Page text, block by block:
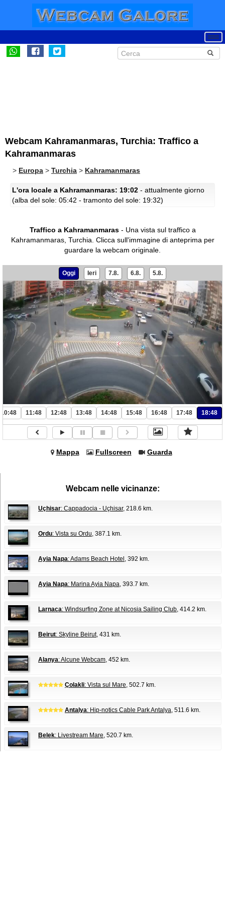
Webcam Kahramanmaras, Turchia: Traffico a
Kahramanmaras
> Europa > Turchia > Kahramanmaras
L'ora locale a Kahramanmaras: 19:02 - attualmente giorno
(alba del sole: 05:42 - tramonto del sole: 19:32)
Traffico a Kahramanmaras- Una vista sul traffico a
Kahramanmaras, Turchia. Clicca sull'immagine di anteprima per
guardare la webcam originale.
Oggi Ieri 7.8. 6.8. 5.8.
10:48 11:48 12:48 13:48 14:48 15:48 16:48 17:48 18:48
Mappa Fullscreen Guarda
Webcam nelle vicinanze:
Uçhisar: Cappadocia - Uçhisar, 218.6 km.
Ordu: Vista su Ordu, 387.1 km.
Ayia Napa: Adams Beach Hotel , 392 km.
Ayia Napa: Marina Ayia Napa, 393.7 km.
Larnaca: Windsurfing Zone at Nicosia Sailing Club, 414.2 km.
Beirut: Skyline Beirut, 431 km.
Alanya: Alcune Webcam, 452 km.
Çolakli: Vista sul Mare, 502.7 km.
Antalya: Hip-notics Cable Park Antalya, 511.6 km.
Belek: Livestream Mare, 520.7 km.